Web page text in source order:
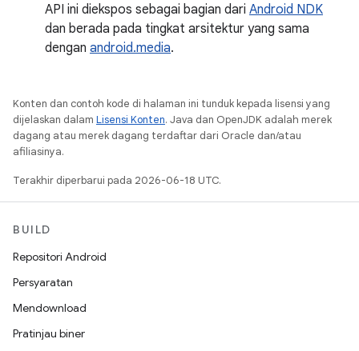
API ini diekspos sebagai bagian dari Android NDK
dan berada pada tingkat arsitektur yang sama
dengan android.media.
Konten dan contoh kode di halaman ini tunduk kepada lisensi yang
dijelaskan dalam Lisensi Konten. Java dan OpenJDK adalah merek
dagang atau merek dagang terdaftar dari Oracle dan/atau
afiliasinya.
Terakhir diperbarui pada 2026-06-18 UTC.
BUILD
Repositori Android
Persyaratan
Mendownload
Pratinjau biner